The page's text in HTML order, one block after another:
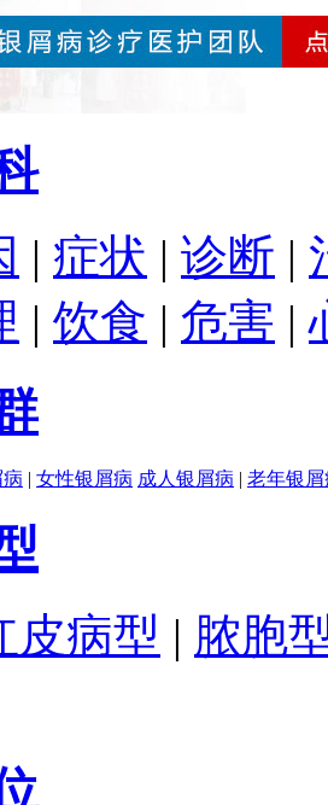
| 症状 | 诊断 |
| 饮食 | 危害 |
| 女性银屑病 成人银屑病 | 老年银屑
皮病型 | 脓胞